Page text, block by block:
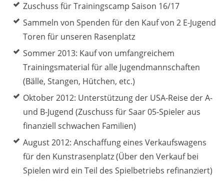
Zuschuss für Trainingscamp Saison 16/17
Sammeln von Spenden für den Kauf von 2 E-Jugend
Toren für unseren Rasenplatz
Sommer 2013: Kauf von umfangreichem
Trainingsmaterial für alle Jugendmannschaften
(Bälle, Stangen, Hütchen, etc.)
Oktober 2012: Unterstützung der USA-Reise der A-
und B-Jugend (Zuschuss für Saar 05-Spieler aus
finanziell schwachen Familien)
August 2012: Anschaffung eines Verkaufswagens
für den Kunstrasenplatz (Über den Verkauf bei
Spielen wird ein Teil des Spielbetriebs refinanziert)